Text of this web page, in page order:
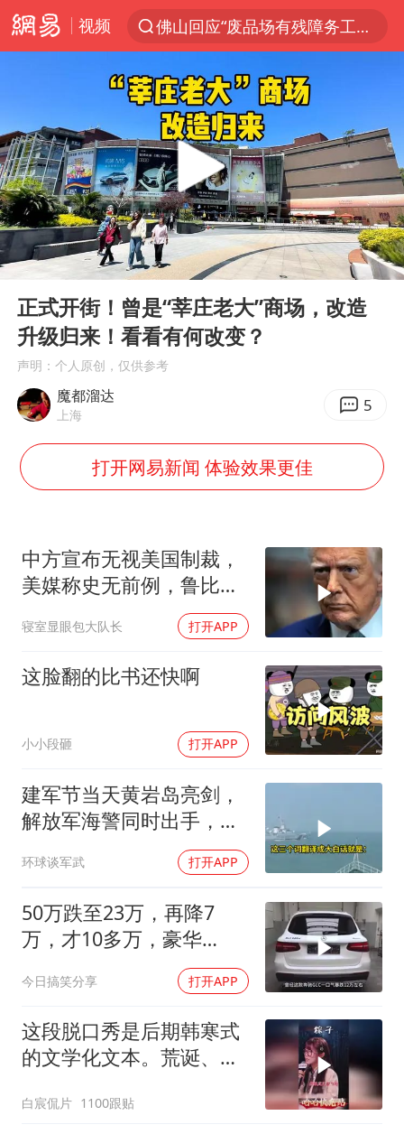
视频
佛山回应“废品场有残障务工人员”
美股收盘：道指再创历史新高
41岁女子为鼓励女儿考上985研究生
人贩子“梅姨”真名谢家梅
“老头乐”悬挂“蒙H好几个8”上路
河南：领导干部要带头休假
被一条街帮助的“煎饼叔叔”去世
男子出狱前8天被改判死缓
13岁少年白天写作业晚上夜市炒粉
中方公布5项对美反制措施
外交部回应日本将中国列为最大挑战
“中国游”持续带火“中国购”
你常吃的兰州拉面要改名了
张家界中心汽车站候车厅漏水如瀑布
Play
00:00 11:10
正式开街！曾是“莘庄老大”商场，改造
升级归来！看看有何改变？
声明：个人原创，仅供参考
魔都溜达
上海 5
打开网易新闻 体验效果更佳
中方宣布无视美国制裁，
美媒称史无前例，鲁比
奥：或追加二次制裁
寝室显眼包大队长 打开APP
这脸翻的比书还快啊
小小段砸 打开APP
建军节当天黄岩岛亮剑，
解放军海警同时出手，菲
律宾的挑衅该收场了
环球谈军武 打开APP
50万跌至23万，再降7
万，才10多万，豪华
今日搞笑分享 打开APP
这段脱口秀是后期韩寒式
的文学化文本。荒诞、激
白宸侃片 1100跟贴